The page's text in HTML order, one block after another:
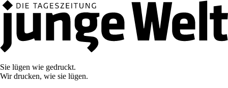
Sie lügen wie gedruckt.
Wir drucken, wie sie lügen.